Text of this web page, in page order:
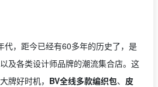
代，距今已经有60多年的历史了，是
及各类设计师品牌的潮流集合店。这
牌好时机， BV全线多款编织包、 皮